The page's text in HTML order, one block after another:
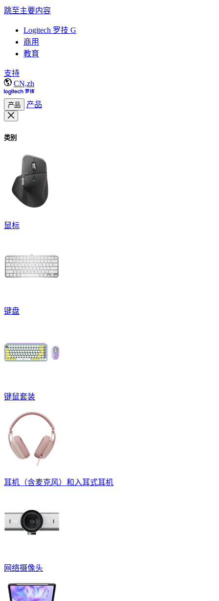
跳至主要内容
Logitech 罗技 G
商用
教育
支持
CN,zh
产品 产品
类别
鼠标
键盘
键鼠套装
耳机（含麦克风）和入耳式耳机
网络摄像头